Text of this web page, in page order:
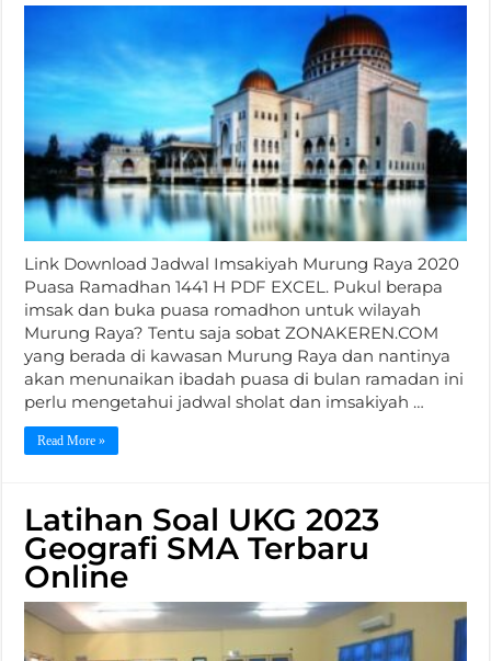
Link Download Jadwal Imsakiyah Murung Raya 2020
Puasa Ramadhan 1441 H PDF EXCEL. Pukul berapa
imsak dan buka puasa romadhon untuk wilayah
Murung Raya? Tentu saja sobat ZONAKEREN.COM
yang berada di kawasan Murung Raya dan nantinya
akan menunaikan ibadah puasa di bulan ramadan ini
perlu mengetahui jadwal sholat dan imsakiyah …
Read More »
Latihan Soal UKG 2023
Geografi SMA Terbaru
Online